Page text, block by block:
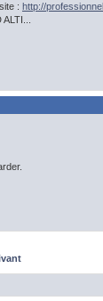
: http://